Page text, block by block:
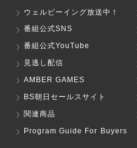
ウェルビーイング放送中！
番組公式SNS
番組公式YouTube
見逃し配信
AMBER GAMES
BS朝日セールスサイト
関連商品
Program Guide For Buyers